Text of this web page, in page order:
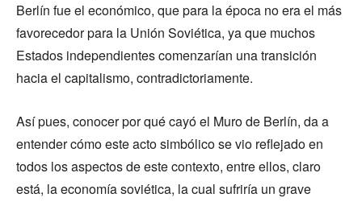
Berlín fue el económico, que para la época no era el más
favorecedor para la Unión Soviética, ya que muchos
Estados independientes comenzarían una transición
hacia el capitalismo, contradictoriamente.
Así pues, conocer por qué cayó el Muro de Berlín, da a
entender cómo este acto simbólico se vio reflejado en
todos los aspectos de este contexto, entre ellos, claro
está, la economía soviética, la cual sufriría un grave